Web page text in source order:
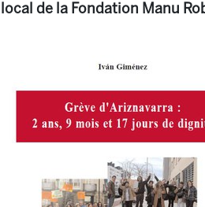
local de la Fondation Manu